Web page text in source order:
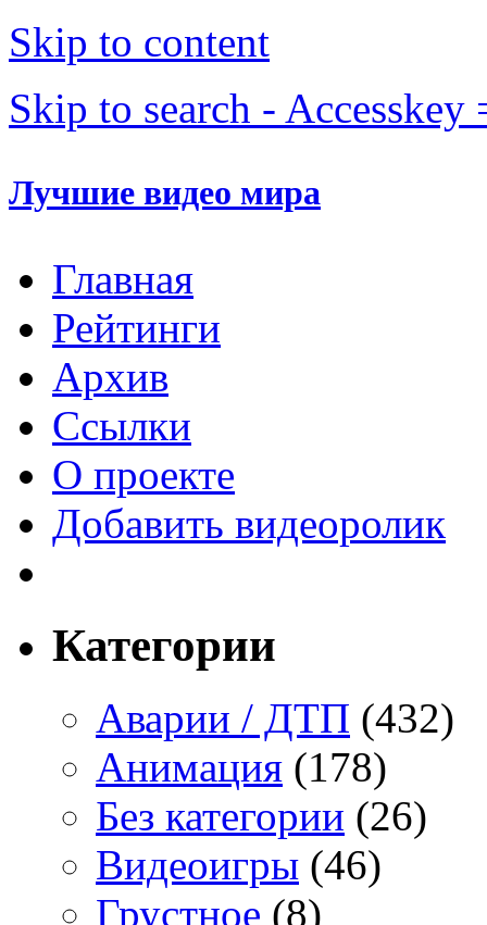
Skip to content
Skip to search - Accesskey
Лучшие видео мира
Главная
Рейтинги
Архив
Ссылки
О проекте
Добавить видеоролик
Категории
Аварии / ДТП (432)
Анимация (178)
Без категории (26)
Видеоигры (46)
Грустное (8)